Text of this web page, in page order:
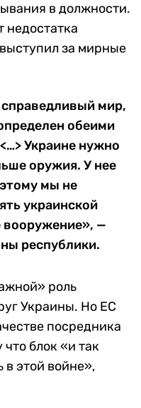
в должности.
недостатка
за мирные
мир,
обеими
Украине нужно
оружия. У нее
мы не
украинской
вооружение», —
республики.
роль
Украины. Но ЕС
посредника
блок «и так
этой войне»,